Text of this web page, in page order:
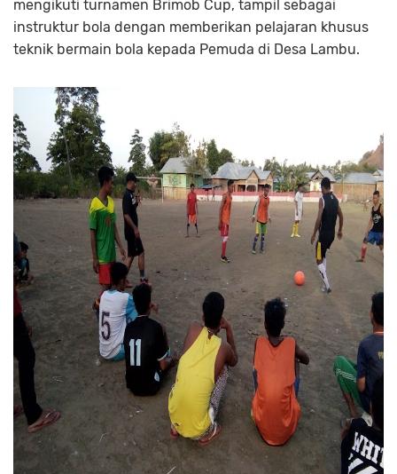
mengikuti turnamen Brimob Cup, tampil sebagai
instruktur bola dengan memberikan pelajaran khusus
teknik bermain bola kepada Pemuda di Desa Lambu.